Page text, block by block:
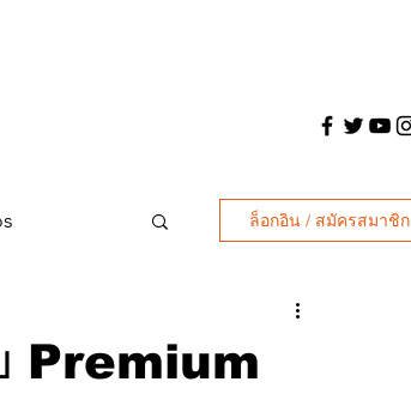
ล็อกอิน / สมัครสมาชิก
Premium